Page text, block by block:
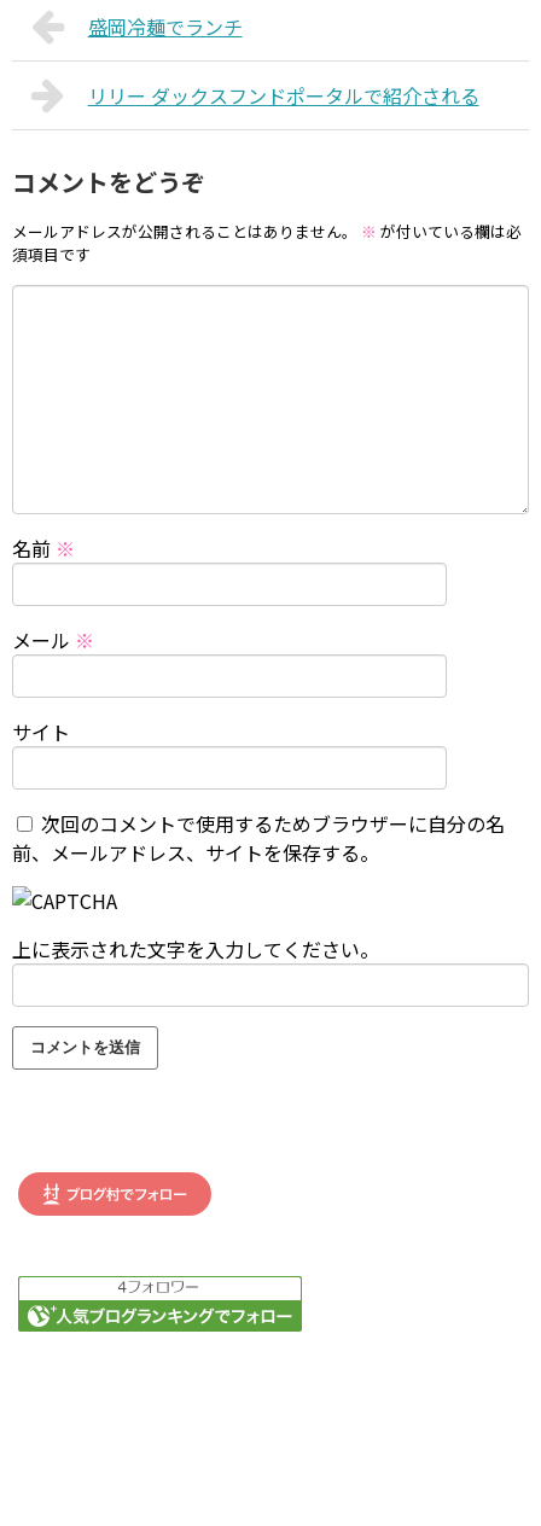
盛岡冷麺でランチ
リリー ダックスフンドポータルで紹介される
コメントをどうぞ
メールアドレスが公開されることはありません。 ※ が付いている欄は必
須項目です
名前 ※
メール ※
サイト
次回のコメントで使用するためブラウザーに自分の名
前、メールアドレス、サイトを保存する。
上に表示された文字を入力してください。